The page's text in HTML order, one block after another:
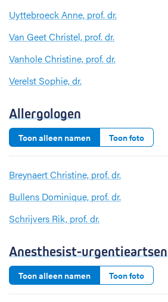
Uyttebroeck Anne, prof. dr.
Van Geet Christel, prof. dr.
Vanhole Christine, prof. dr.
Verelst Sophie, dr.
Allergologen
Toon alleen namen Toon foto
Breynaert Christine, prof. dr.
Bullens Dominique, prof. dr.
Schrijvers Rik, prof. dr.
Anesthesist-urgentieartsen
Toon alleen namen Toon foto